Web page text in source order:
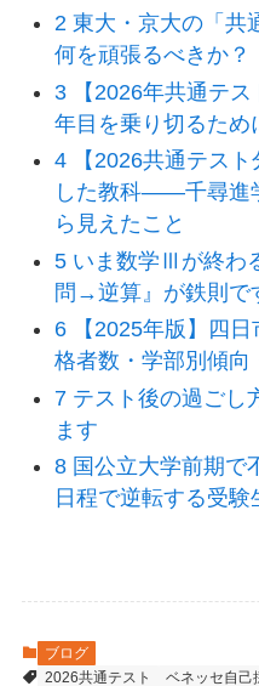
2 東大・京大の「
何を頑張るべきか？
3 【2026年共通テス
年目を乗り切るため
4 【2026共通テス
した教科――千尋進
ら見えたこと
5 いま数学Ⅲが終わ
問→逆算』が鉄則で
6 【2025年版】四
格者数・学部別傾向
7 テスト後の過ごし
ます
8 国公立大学前期で
日程で逆転する受験
ブログ
2026共通テスト
ベネッセ自己